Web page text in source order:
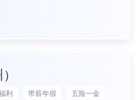
利 带薪年假 五险一金